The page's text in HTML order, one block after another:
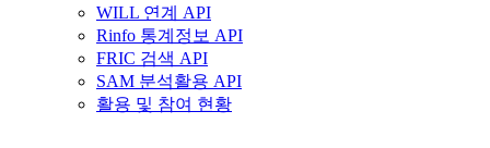
WILL 연계 API
Rinfo 통계정보 API
FRIC 검색 API
SAM 분석활용 API
활용 및 참여 현황